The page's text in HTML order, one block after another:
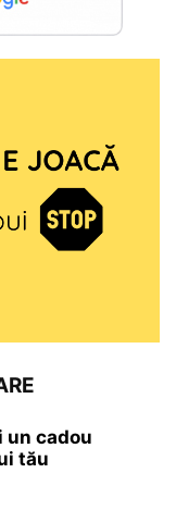
un cadou
tău